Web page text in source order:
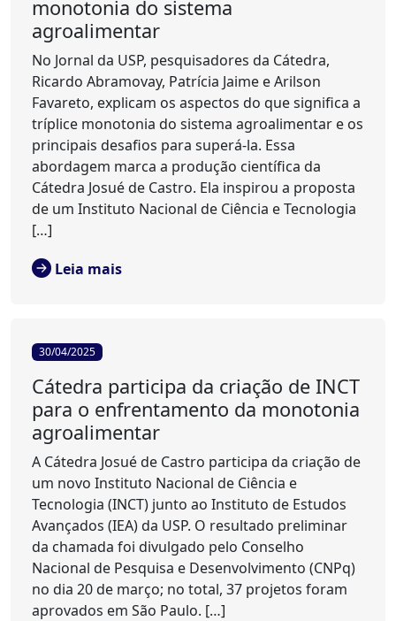
monotonia do sistema
agroalimentar
No Jornal da USP, pesquisadores da Cátedra,
Ricardo Abramovay, Patrícia Jaime e Arilson
Favareto, explicam os aspectos do que significa a
tríplice monotonia do sistema agroalimentar e os
principais desafios para superá-la. Essa
abordagem marca a produção científica da
Cátedra Josué de Castro. Ela inspirou a proposta
de um Instituto Nacional de Ciência e Tecnologia
[…]
Leia mais
30/04/2025
Cátedra participa da criação de INCT
para o enfrentamento da monotonia
agroalimentar
A Cátedra Josué de Castro participa da criação de
um novo Instituto Nacional de Ciência e
Tecnologia (INCT) junto ao Instituto de Estudos
Avançados (IEA) da USP. O resultado preliminar
da chamada foi divulgado pelo Conselho
Nacional de Pesquisa e Desenvolvimento (CNPq)
no dia 20 de março; no total, 37 projetos foram
aprovados em São Paulo. […]